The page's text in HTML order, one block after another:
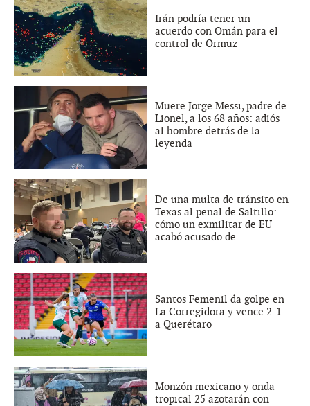
Irán podría tener un
acuerdo con Omán para el
control de Ormuz
Muere Jorge Messi, padre de
Lionel, a los 68 años: adiós
al hombre detrás de la
leyenda
De una multa de tránsito en
Texas al penal de Saltillo:
cómo un exmilitar de EU
acabó acusado de...
Santos Femenil da golpe en
La Corregidora y vence 2-1
a Querétaro
Monzón mexicano y onda
tropical 25 azotarán con